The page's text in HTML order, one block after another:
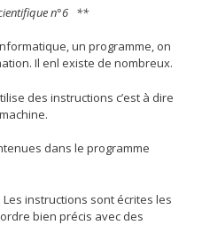
n°6 **
un programme, on
Il enl existe de nombreux.
des instructions c’est à dire
dans le programme
instructions sont écrites les
bien précis avec des